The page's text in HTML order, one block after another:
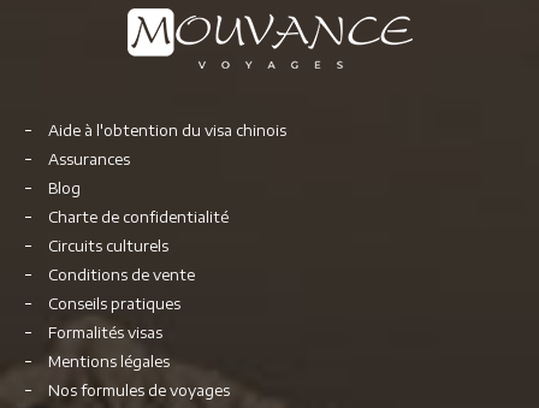
Aide à l'obtention du visa chinois
Assurances
Blog
Charte de confidentialité
Circuits culturels
Conditions de vente
Conseils pratiques
Formalités visas
Mentions légales
Nos formules de voyages